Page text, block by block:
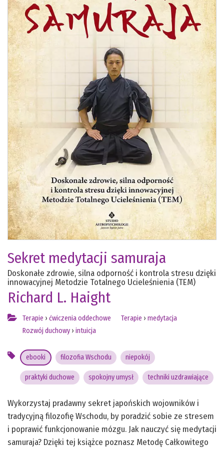
Sekret medytacji samuraja
Doskonałe zdrowie, silna odporność i kontrola stresu dzięki
innowacyjnej Metodzie Totalnego Ucieleśnienia (TEM)
Richard L. Haight
Terapie › ćwiczenia oddechowe
Rozwój duchowy › intuicja
Terapie › medytacja
ebooki filozofia Wschodu niepokój
praktyki duchowe spokojny umysł techniki uzdrawiające
Wykorzystaj pradawny sekret japońskich wojowników i
tradycyjną filozofię Wschodu, by poradzić sobie ze stresem
i poprawić funkcjonowanie mózgu. Jak nauczyć się medytacji
samuraja? Dzięki tej książce poznasz Metodę Całkowitego